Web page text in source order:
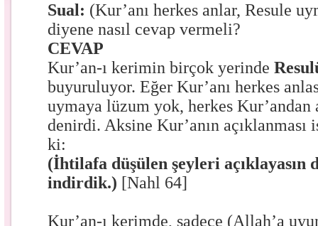
Sual: (Kur’anı herkes anlar, Resule
diyene nasıl cevap vermeli?
CEVAP
Kur’an-ı kerimin birçok yerinde
buyuruluyor. Eğer Kur’anı herkes
uymaya lüzum yok, herkes Kur’andan
denirdi. Aksine Kur’anın
ki:
(İhtilafa düşülen şeyleri açıklayasın
indirdik.) [Nahl 64]
Kur’an-ı kerimde, sadece (Allah’a